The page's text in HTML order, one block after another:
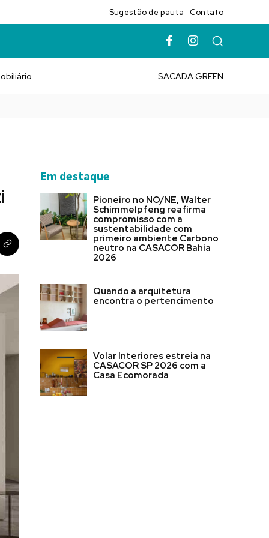
Sugestão de pauta Contato
SACADA GREEN
Em destaque
Pioneiro no NO/NE, Walter
Schimmelpfeng reafirma
compromisso com a
sustentabilidade com
primeiro ambiente Carbono
neutro na CASACOR Bahia
2026
Quando a arquitetura
encontra o pertencimento
Volar Interiores estreia na
CASACOR SP 2026 com a
Casa Ecomorada